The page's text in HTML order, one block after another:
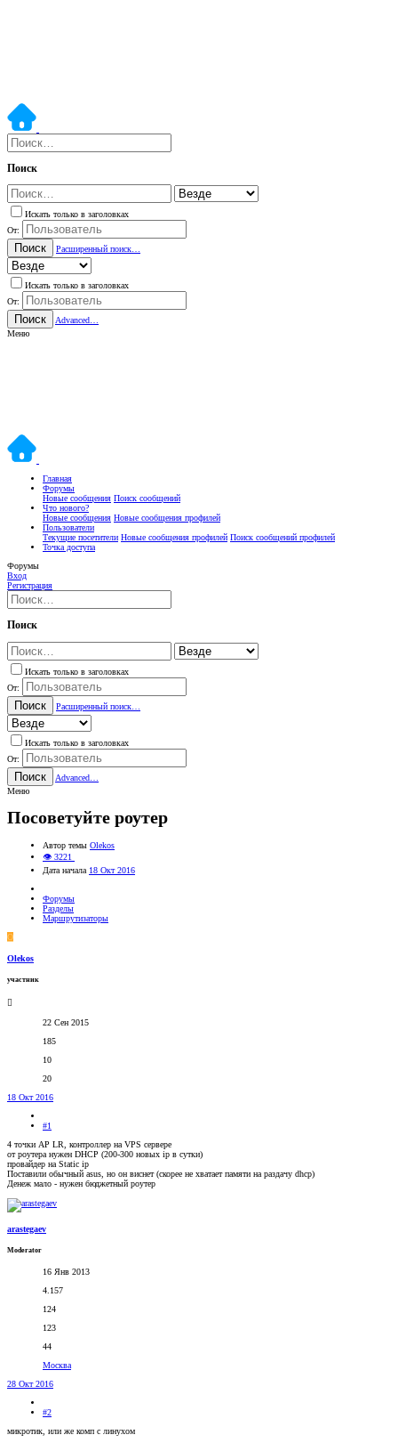
Поиск
Искать только в заголовках
От:
Поиск Расширенный поиск…
Искать только в заголовках
От:
Поиск
Advanced…
Меню
Главная
Форумы
Новые сообщения Поиск сообщений
Что нового?
Новые сообщения Новые сообщения профилей
Пользователи
Текущие посетители Новые сообщения профилей Поиск сообщений профилей
Точка доступа
Форумы
Вход
Регистрация
Поиск
Искать только в заголовках
От:
Поиск Расширенный поиск…
Искать только в заголовках
От:
Поиск
Advanced…
Меню
Посоветуйте роутер
Автор темы Olekos
👁 3221
Дата начала 18 Окт 2016
Форумы
Разделы
Маршрутизаторы
O
Olekos
участник
22 Сен 2015
185
10
20
18 Окт 2016
#1
4 точки AP LR, контроллер на VPS сервере
от роутера нужен DHCP (200-300 новых ip в сутки)
провайдер на Static ip
Поставили обычный asus, но он виснет (скорее не хватает памяти на раздачу dhcp)
Денеж мало - нужен бюджетный роутер
arastegaev
Moderator
16 Янв 2013
4.157
124
123
44
Москва
28 Окт 2016
#2
микротик, или же комп с линухом